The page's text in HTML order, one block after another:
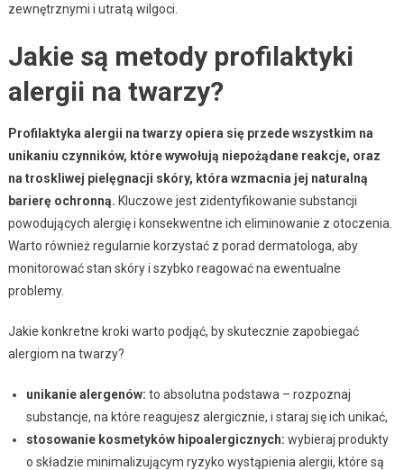
zewnętrznymi i utratą wilgoci.
Jakie są metody profilaktyki
alergii na twarzy?
Profilaktyka alergii na twarzy opiera się przede wszystkim na
unikaniu czynników, które wywołują niepożądane reakcje, oraz
na troskliwej pielęgnacji skóry, która wzmacnia jej naturalną
barierę ochronną. Kluczowe jest zidentyfikowanie substancji
powodujących alergię i konsekwentne ich eliminowanie z otoczenia.
Warto również regularnie korzystać z porad dermatologa, aby
monitorować stan skóry i szybko reagować na ewentualne
problemy.
Jakie konkretne kroki warto podjąć, by skutecznie zapobiegać
alergiom na twarzy?
unikanie alergenów: to absolutna podstawa – rozpoznaj
substancje, na które reagujesz alergicznie, i staraj się ich unikać,
stosowanie kosmetyków hipoalergicznych: wybieraj produkty
o składzie minimalizującym ryzyko wystąpienia alergii, które są